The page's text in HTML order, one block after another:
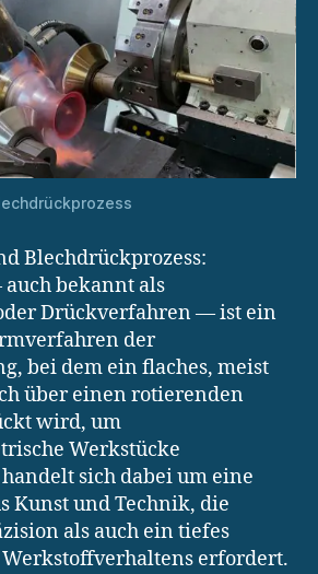
Blechdrückprozess:
bekannt als
Drückverfahren — ist ein
der
bei dem ein flaches, meist
über einen rotierenden
wird, um
Werkstücke
sich dabei um eine
Kunst und Technik, die
als auch ein tiefes
Werkstoffverhaltens erfordert.